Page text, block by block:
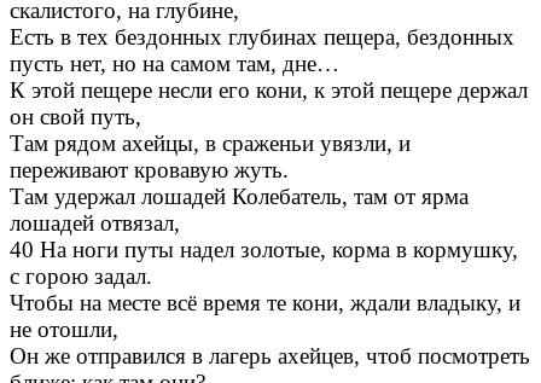
скалистого, на глубине,
Есть в тех бездонных глубинах пещера, бездонных
пусть нет, но на самом там, дне…
К этой пещере несли его кони, к этой пещере держал
он свой путь,
Там рядом ахейцы, в сраженьи увязли, и
переживают кровавую жуть.
Там удержал лошадей Колебатель, там от ярма
лошадей отвязал,
40 На ноги путы надел золотые, корма в кормушку,
с горою задал.
Чтобы на месте всё время те кони, ждали владыку, и
не отошли,
Он же отправился в лагерь ахейцев, чтоб посмотреть